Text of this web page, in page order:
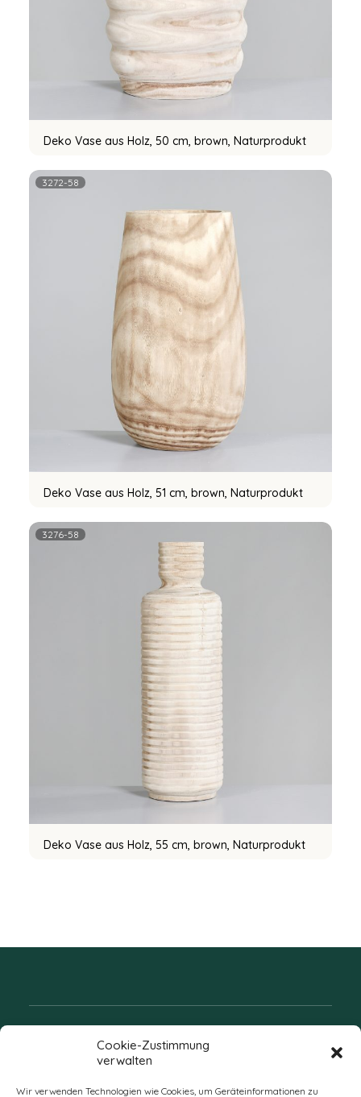
Cookie-Zustimmung
verwalten
Wir verwenden Technologien wie Cookies, um Geräteinformationen zu
Deko Vase aus Holz, 50 cm, brown, Naturprodukt
3272-58
Deko Vase aus Holz, 51 cm, brown, Naturprodukt
3276-58
Deko Vase aus Holz, 55 cm, brown, Naturprodukt
Folgen Sie uns